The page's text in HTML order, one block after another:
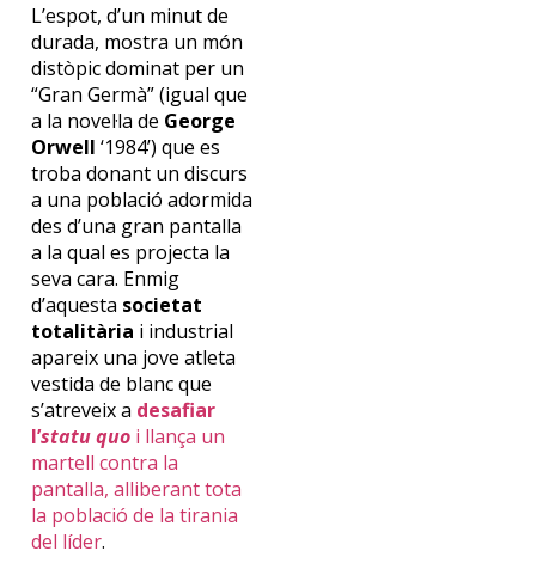
L’espot, d’un minut de
durada, mostra un món
distòpic dominat per un
“Gran Germà” (igual que
a la novel·la de George
Orwell ‘1984’) que es
troba donant un discurs
a una població adormida
des d’una gran pantalla
a la qual es projecta la
seva cara. Enmig
d’aquesta societat
totalitària i industrial
apareix una jove atleta
vestida de blanc que
s’atreveix a desafiar
l’statu quo i llança un
martell contra la
pantalla, alliberant tota
la població de la tirania
del líder.